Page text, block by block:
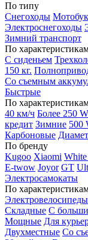
По типу
Снегоходы
Электроснегоходы
Зимний транспорт
По
С сиденьем
150 кг.
Со съемным
Быстрые
По
40 км/ч Более 250 W
кредит Зимние 500
Карбоновые
По бренду
Kugoo Xiaomi White
E-twow Joyor GT
Электросамокаты
По
Складные С
Мощные Для
Двухместные Со